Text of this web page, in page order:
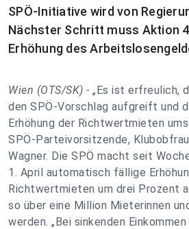
SPÖ-Initiative wird von
Nächster Schritt muss Aktion
Erhöhung des
Wien (OTS/SK) - „Es ist erfreulich,
den SPÖ-Vorschlag aufgreift und
Erhöhung der Richtwertmieten
SPÖ-Parteivorsitzende,
Wagner. Die SPÖ macht seit
1. April automatisch fällige
Richtwertmieten um drei Prozent
so über eine Million Mieterinnen
werden. „Bei sinkenden